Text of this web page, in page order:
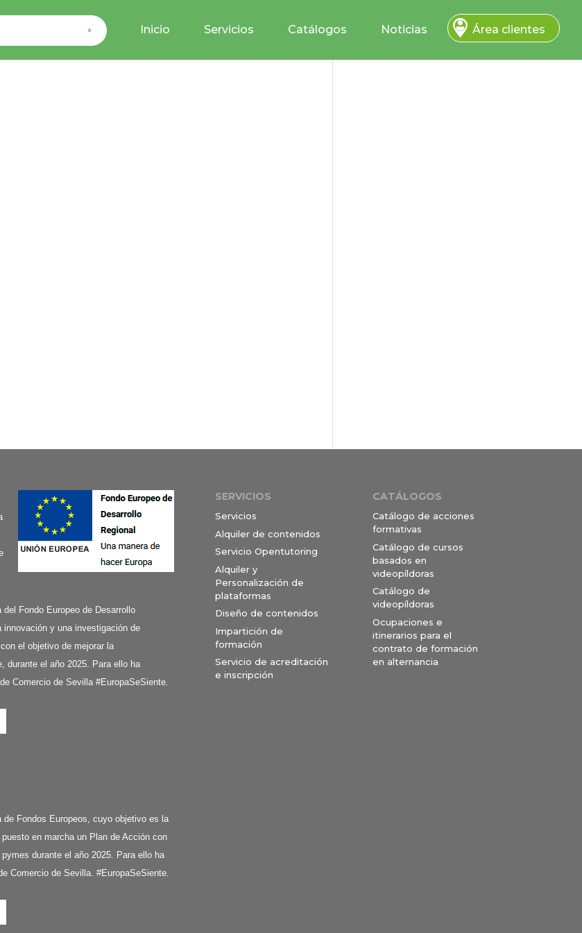
× Inicio Servicios Catálogos Noticias Área clientes
Fondo Europeo de Desarrollo
innovación y una investigación de
el objetivo de mejorar la
durante el año 2025. Para ello ha
Comercio de Sevilla #EuropaSeSiente.
Fondos Europeos, cuyo objetivo es la
en marcha un Plan de Acción con
durante el año 2025. Para ello ha
Comercio de Sevilla. #EuropaSeSiente.
SERVICIOS
Servicios
Alquiler de contenidos
Servicio Opentutoring
Alquiler y
Personalización de
plataformas
Diseño de contenidos
Impartición de
formación
Servicio de acreditación
e inscripción
CATÁLOGOS
Catálogo de acciones
formativas
Catálogo de cursos
basados en
videopíldoras
Catálogo de
videopíldoras
Ocupaciones e
itinerarios para el
contrato de formación
en alternancia